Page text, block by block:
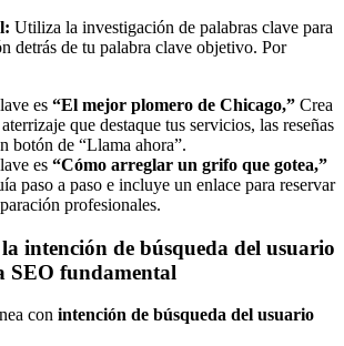
Utiliza la investigación de palabras clave para
detrás de tu palabra clave objetivo. Por
es “El mejor plomero de Chicago,” Crea
que destaque tus servicios, las reseñas
botón de “Llama ahora”.
es “Cómo arreglar un grifo que gotea,”
paso a paso e incluye un enlace para reservar
profesionales.
intención de búsqueda del usuario
SEO fundamental
con intención de búsqueda del usuario